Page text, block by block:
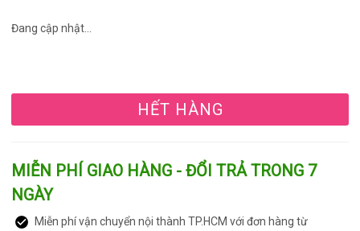
Đang cập nhật...
HẾT HÀNG
MIỄN PHÍ GIAO HÀNG - ĐỔI TRẢ TRONG 7
NGÀY
Miễn phí vận chuyển nội thành TP.HCM với đơn hàng từ